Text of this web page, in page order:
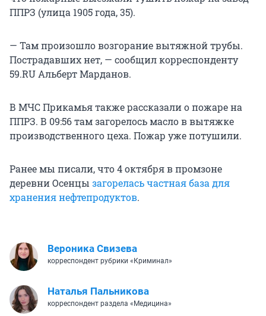
ППРЗ (улица 1905 года, 35).
— Там произошло возгорание вытяжной трубы.
Пострадавших нет, — сообщил корреспонденту
59.RU Альберт Марданов.
В МЧС Прикамья также рассказали о пожаре на
ППРЗ. В 09:56 там загорелось масло в вытяжке
производственного цеха. Пожар уже потушили.
Ранее мы писали, что 4 октября в промзоне
деревни Осенцы загорелась частная база для
хранения нефтепродуктов.
Вероника Свизева
корреспондент рубрики «Криминал»
Наталья Пальникова
корреспондент раздела «Медицина»